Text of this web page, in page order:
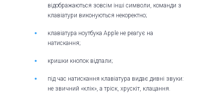
відображаються зовсім інші символи, команди з
клавіатури виконуються некоректно;
клавіатура ноутбука Apple не реагує на
натискання;
кришки кнопок відпали;
під час натискання клавіатура видає дивні звуки:
не звичний «клік», а тріск, хрускіт, клацання.